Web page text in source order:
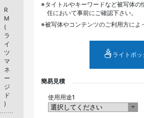
R
M
(
ラ
イ
ツ
マ
ネ
ー
ジ
ド
)
タイトルやキーワードなど被写体
任において事前にご確認下さい。
被写体やコンテンツのご利用方に
ライトボ
簡易見積
使用用途1